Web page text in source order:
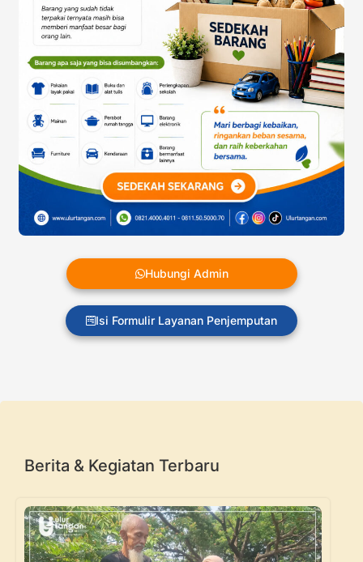
Hubungi Admin
Isi Formulir Layanan Penjemputan
Berita & Kegiatan Terbaru